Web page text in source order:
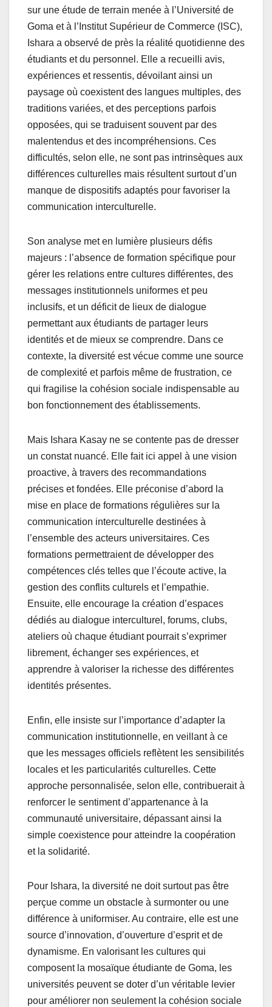
sur une étude de terrain menée à l’Université de
Goma et à l’Institut Supérieur de Commerce (ISC),
Ishara a observé de près la réalité quotidienne des
étudiants et du personnel. Elle a recueilli avis,
expériences et ressentis, dévoilant ainsi un
paysage où coexistent des langues multiples, des
traditions variées, et des perceptions parfois
opposées, qui se traduisent souvent par des
malentendus et des incompréhensions. Ces
difficultés, selon elle, ne sont pas intrinsèques aux
différences culturelles mais résultent surtout d’un
manque de dispositifs adaptés pour favoriser la
communication interculturelle.
Son analyse met en lumière plusieurs défis
majeurs : l’absence de formation spécifique pour
gérer les relations entre cultures différentes, des
messages institutionnels uniformes et peu
inclusifs, et un déficit de lieux de dialogue
permettant aux étudiants de partager leurs
identités et de mieux se comprendre. Dans ce
contexte, la diversité est vécue comme une source
de complexité et parfois même de frustration, ce
qui fragilise la cohésion sociale indispensable au
bon fonctionnement des établissements.
Mais Ishara Kasay ne se contente pas de dresser
un constat nuancé. Elle fait ici appel à une vision
proactive, à travers des recommandations
précises et fondées. Elle préconise d’abord la
mise en place de formations régulières sur la
communication interculturelle destinées à
l’ensemble des acteurs universitaires. Ces
formations permettraient de développer des
compétences clés telles que l’écoute active, la
gestion des conflits culturels et l’empathie.
Ensuite, elle encourage la création d’espaces
dédiés au dialogue interculturel, forums, clubs,
ateliers où chaque étudiant pourrait s’exprimer
librement, échanger ses expériences, et
apprendre à valoriser la richesse des différentes
identités présentes.
Enfin, elle insiste sur l’importance d’adapter la
communication institutionnelle, en veillant à ce
que les messages officiels reflètent les sensibilités
locales et les particularités culturelles. Cette
approche personnalisée, selon elle, contribuerait à
renforcer le sentiment d’appartenance à la
communauté universitaire, dépassant ainsi la
simple coexistence pour atteindre la coopération
et la solidarité.
Pour Ishara, la diversité ne doit surtout pas être
perçue comme un obstacle à surmonter ou une
différence à uniformiser. Au contraire, elle est une
source d’innovation, d’ouverture d’esprit et de
dynamisme. En valorisant les cultures qui
composent la mosaïque étudiante de Goma, les
universités peuvent se doter d’un véritable levier
pour améliorer non seulement la cohésion sociale